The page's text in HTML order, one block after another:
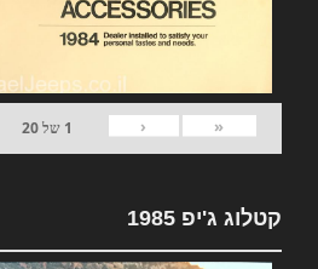
«
‹
1 של20
קטלוג ג'יפ 1985